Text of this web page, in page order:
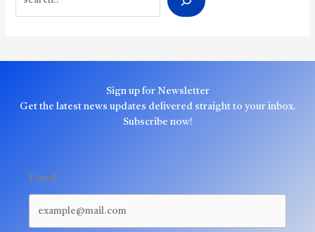
Sign up for Newsletter
Get the latest news updates delivered straight to your inbox.
Subscribe now!
Email